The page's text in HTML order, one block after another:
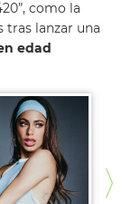
como la
tras lanzar una
edad